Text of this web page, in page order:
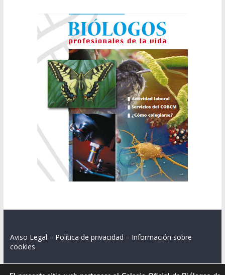
Aviso Legal – Política de privacidad – Información sobre
cookies